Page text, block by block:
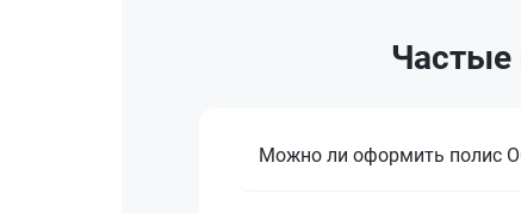
Частые
Можно ли оформить полис